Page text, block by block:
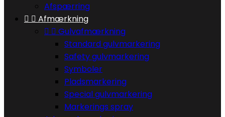
Afspærring
  Afmærkning
  Gulvafmærkning
Standard gulvmarkering
Safety gulvmarkering
Symboler
Pladsmarkering
Special gulvmarkering
Markerings spray